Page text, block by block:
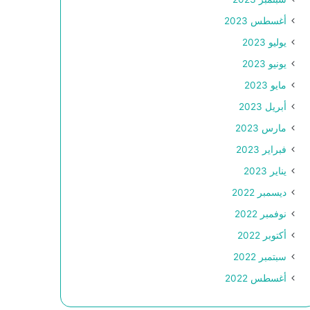
أغسطس 2023
يوليو 2023
يونيو 2023
مايو 2023
أبريل 2023
مارس 2023
فبراير 2023
يناير 2023
ديسمبر 2022
نوفمبر 2022
أكتوبر 2022
سبتمبر 2022
أغسطس 2022